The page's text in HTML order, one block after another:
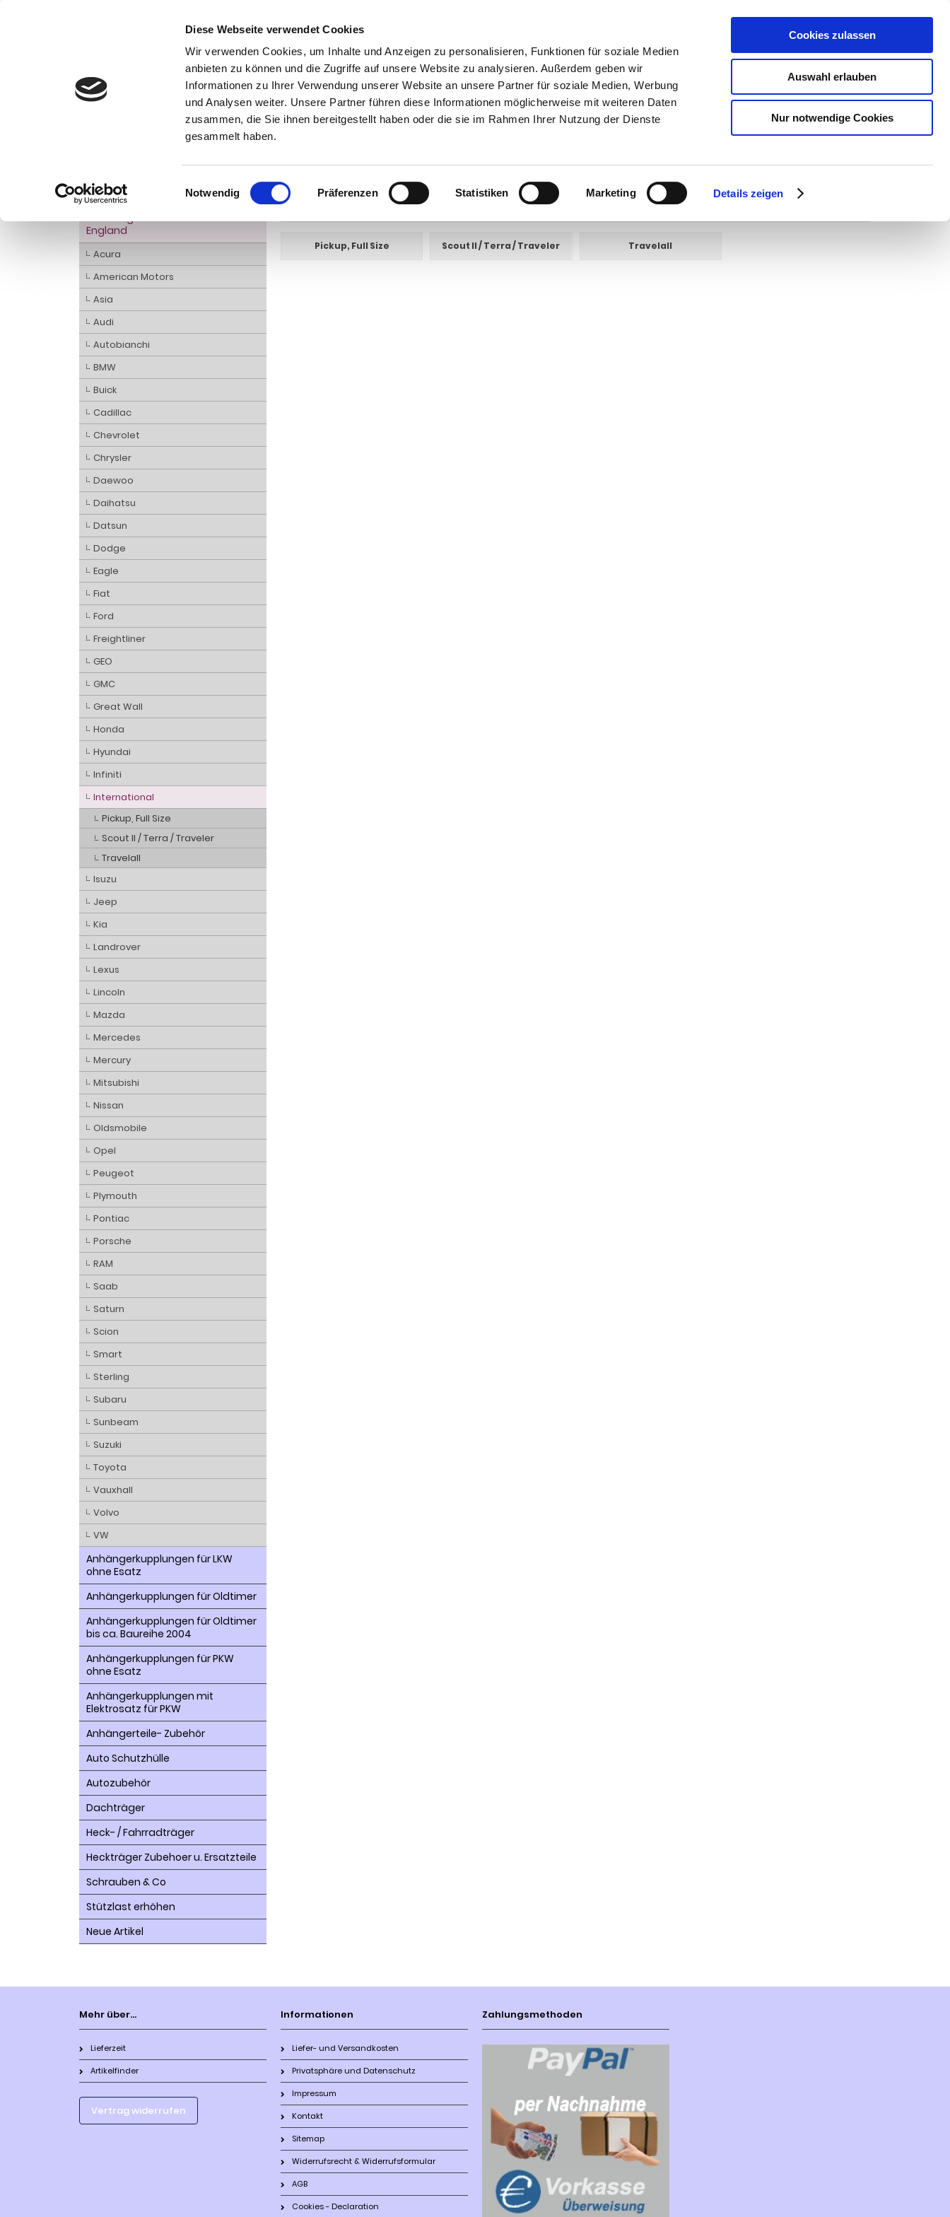
Diese Webseite verwendet Cookies
Wir verwenden Cookies, um Inhalte und Anzeigen zu personalisieren, Funktionen für soziale Medien
anbieten zu können und die Zugriffe auf unsere Website zu analysieren. Außerdem geben wir
Informationen zu Ihrer Verwendung unserer Website an unsere Partner für soziale Medien, Werbung
und Analysen weiter. Unsere Partner führen diese Informationen möglicherweise mit weiteren Daten
zusammen, die Sie ihnen bereitgestellt haben oder die sie im Rahmen Ihrer Nutzung der Dienste
gesammelt haben.
Einwilligungsauswahl
Notwendig Präferenzen Statistiken Marketing Details zeigen
Cookies zulassen
Auswahl erlauben
Nur notwendige Cookies
SUCHEN
Kontakt 0 44 89 - 92 34 67 6 AHK-Finder Kasse Warenkorb 0 Artikel
International
Pickup, Full Size Scout II / Terra / Traveler Travelall
Kategorien
AHK- Zubehör, Ersatzteile
Anhängelast erhöhen
Anhängerkupplungen für
Fahrzeuge aus den USA Canada
England
Acura
American Motors
Asia
Audi
Autobianchi
BMW
Buick
Cadillac
Chevrolet
Chrysler
Daewoo
Daihatsu
Datsun
Dodge
Eagle
Fiat
Ford
Freightliner
GEO
GMC
Great Wall
Honda
Hyundai
Infiniti
International
Pickup, Full Size
Scout II / Terra / Traveler
Travelall
Isuzu
Jeep
Kia
Landrover
Lexus
Lincoln
Mazda
Mercedes
Mercury
Mitsubishi
Nissan
Oldsmobile
Opel
Peugeot
Plymouth
Pontiac
Porsche
RAM
Saab
Saturn
Scion
Smart
Sterling
Subaru
Sunbeam
Suzuki
Toyota
Vauxhall
Volvo
VW
Anhängerkupplungen für LKW
ohne Esatz
Anhängerkupplungen für Oldtimer
Anhängerkupplungen für Oldtimer
bis ca. Baureihe 2004
Anhängerkupplungen für PKW
ohne Esatz
Anhängerkupplungen mit
Elektrosatz für PKW
Anhängerteile- Zubehör
Auto Schutzhülle
Autozubehör
Dachträger
Heck- / Fahrradträger
Heckträger Zubehoer u. Ersatzteile
Schrauben & Co
Stützlast erhöhen
Neue Artikel
Mehr über...
Lieferzeit
Artikelfinder
Vertrag widerrufen
Informationen
Liefer- und Versandkosten
Privatsphäre und Datenschutz
Impressum
Kontakt
Sitemap
Widerrufsrecht & Widerrufsformular
AGB
Cookies - Declaration
Zahlungsmethoden